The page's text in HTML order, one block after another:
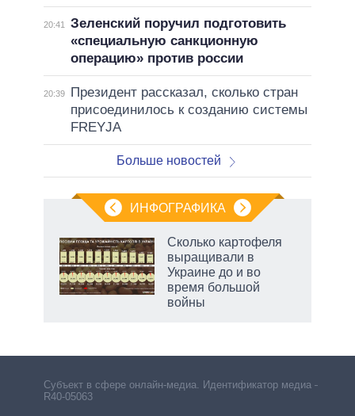
20:41
Зеленский поручил подготовить
«специальную санкционную
операцию» против россии
20:39
Президент рассказал, сколько стран
присоединилось к созданию системы
FREYJA
Больше новостей
ИНФОГРАФИКА
Сколько картофеля
выращивали в
Украине до и во
время большой
войны
Субъект в сфере онлайн-медиа. Идентификатор медиа –
R40-05063